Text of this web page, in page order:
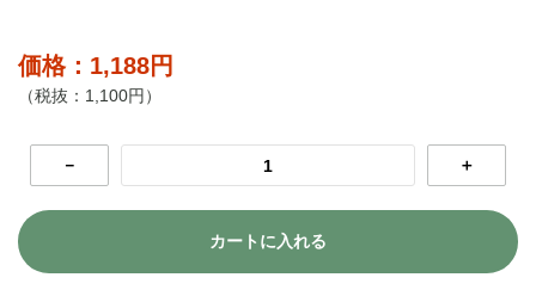
価格：1,188円
（税抜：1,100円）
－ ＋
カートに入れる